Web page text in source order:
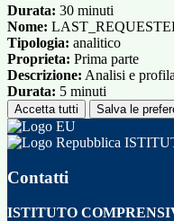
Durata: 30 minuti
Nome:
Tipologia: analitico
Proprieta: Prima parte
Descrizione: Analisi e
Durata: 5 minuti
Accetta tutti Salva le
Contatti
ISTITUTO